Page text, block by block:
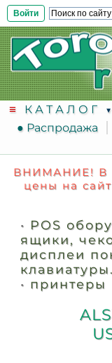
Войти
К А Т А Л О Г
● Распродажа
ВНИМАНИЕ! В
цены на
• POS
ящики,
дисплеи
клавиатуры.
• принтеры